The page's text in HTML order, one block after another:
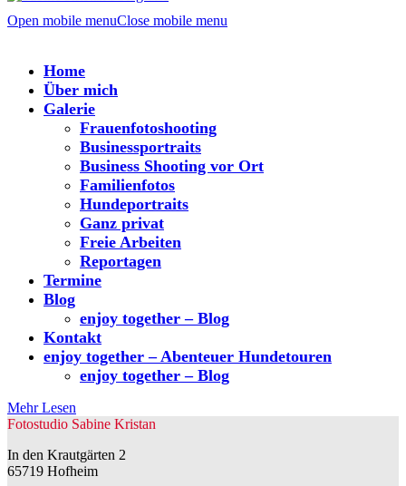
Open mobile menuClose mobile menu
Home
Über mich
Galerie
Frauenfotoshooting
Businessportraits
Business Shooting vor Ort
Familienfotos
Hundeportraits
Ganz privat
Freie Arbeiten
Reportagen
Termine
Blog
enjoy together – Blog
Kontakt
enjoy together – Abenteuer Hundetouren
enjoy together – Blog
Mehr Lesen
Fotostudio Sabine Kristan
In den Krautgärten 2
65719 Hofheim